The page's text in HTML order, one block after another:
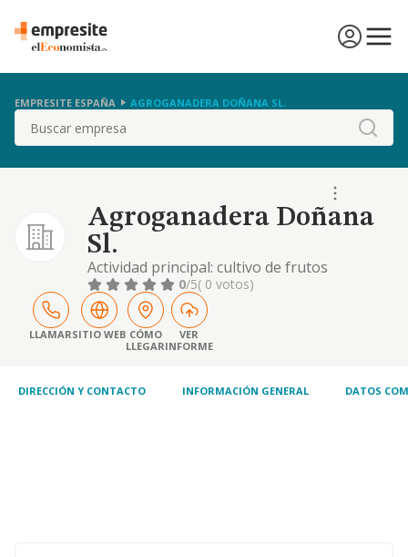
EMPRESITE ESPAÑA AGROGANADERA DOÑANA SL.
Buscar
Agroganadera Doñana
Sl.
Actividad principal: cultivo de frutos
oleaginosos. cnae: 0126. otras actividades:
cultivo de otros árboles y arbustos frutales y
frutos secos. cnae: 0125. explotación de
ganado bovino para la producción de leche.
cnae: 0141. explotación de otro ganado
ga
0/5( 0 votos)
LLAMARSITIO WEB CÓMO
LLEGAR
VER
INFORME
DIRECCIÓN Y CONTACTO INFORMACIÓN GENERAL DATOS